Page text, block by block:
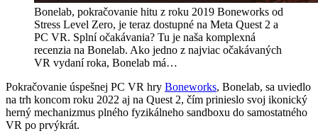
Bonelab, pokračovanie hitu z roku 2019 Boneworks od
Stress Level Zero, je teraz dostupné na Meta Quest 2 a
PC VR. Splní očakávania? Tu je naša komplexná
recenzia na Bonelab. Ako jedno z najviac očakávaných
VR vydaní roka, Bonelab má…
Pokračovanie úspešnej PC VR hry Boneworks, Bonelab, sa uviedlo
na trh koncom roku 2022 aj na Quest 2, čím prinieslo svoj ikonický
herný mechanizmus plného fyzikálneho sandboxu do samostatného
VR po prvýkrát.